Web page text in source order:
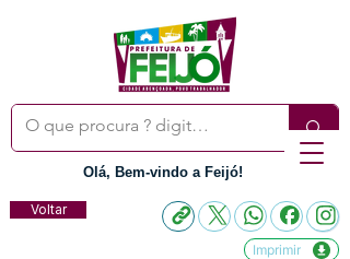
Olá, Bem-vindo a Feijó!
Voltar
Imprimir